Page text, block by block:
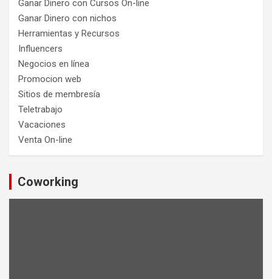
Ganar Dinero con Cursos On-line
Ganar Dinero con nichos
Herramientas y Recursos
Influencers
Negocios en línea
Promocion web
Sitios de membresía
Teletrabajo
Vacaciones
Venta On-line
Coworking